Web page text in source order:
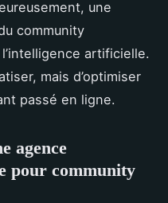
une
community
artificielle.
mais d’optimiser
passé en ligne.
agence
pour community